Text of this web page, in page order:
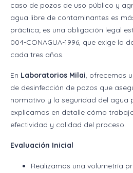
caso de pozos de uso público y
agua libre de contaminantes es
práctica; es una obligación legal
004-CONAGUA-1996, que exige la
cada tres años.
En Laboratorios Milai, ofrecemos
de desinfección de pozos que
normativo y la seguridad del agua
explicamos en detalle cómo
efectividad y calidad del proceso.
Evaluación Inicial
Realizamos una volumetría